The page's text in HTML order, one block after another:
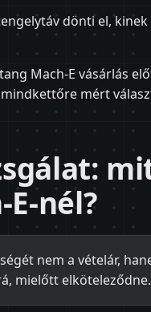
dönti el,
Mach-E vásárlás
mért
nél?
nem a vételár,
mielőtt elköteleződne.